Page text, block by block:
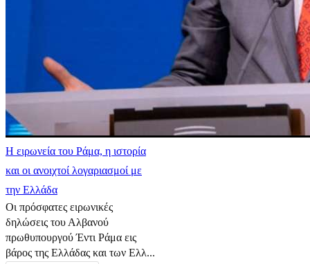
Η ειρωνεία του Ράμα, η ιστορία
και οι ανοιχτοί λογαριασμοί με
την Ελλάδα
Οι πρόσφατες ειρωνικές
δηλώσεις του Αλβανού
πρωθυπουργού Έντι Ράμα εις
βάρος της Ελλάδας και των Ελλ...